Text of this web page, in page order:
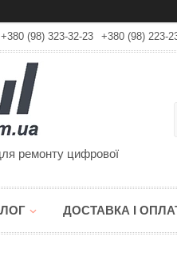
+380 (98) 323-32-23 +380 (98) 223-
ремонту цифрової
ДОСТАВКА І